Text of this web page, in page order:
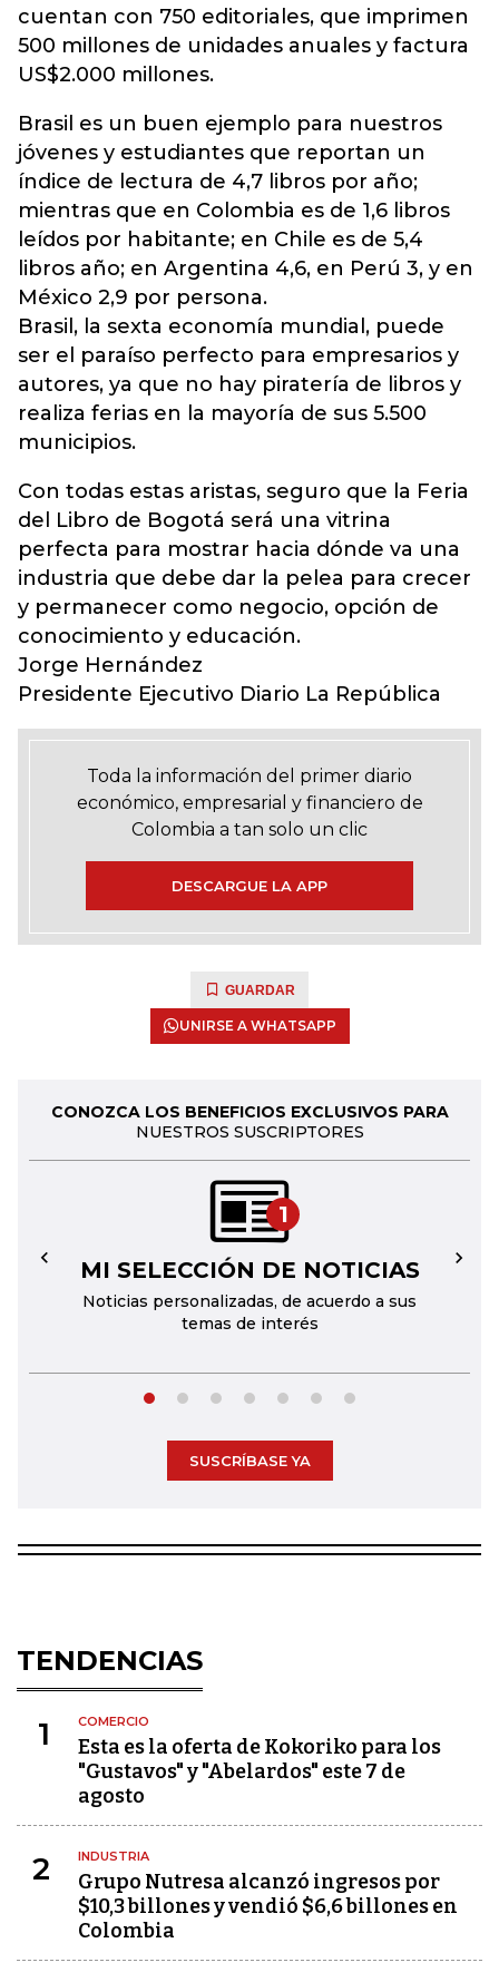
cuentan con 750 editoriales, que imprimen
500 millones de unidades anuales y factura
US$2.000 millones.
Brasil es un buen ejemplo para nuestros
jóvenes y estudiantes que reportan un
índice de lectura de 4,7 libros por año;
mientras que en Colombia es de 1,6 libros
leídos por habitante; en Chile es de 5,4
libros año; en Argentina 4,6, en Perú 3, y en
México 2,9 por persona.
Brasil, la sexta economía mundial, puede
ser el paraíso perfecto para empresarios y
autores, ya que no hay piratería de libros y
realiza ferias en la mayoría de sus 5.500
municipios.
Con todas estas aristas, seguro que la Feria
del Libro de Bogotá será una vitrina
perfecta para mostrar hacia dónde va una
industria que debe dar la pelea para crecer
y permanecer como negocio, opción de
conocimiento y educación.
Jorge Hernández
Presidente Ejecutivo Diario La República
Toda la información del primer diario
económico, empresarial y financiero de
Colombia a tan solo un clic
DESCARGUE LA APP
GUARDAR
UNIRSE A WHATSAPP
CONOZCA LOS BENEFICIOS EXCLUSIVOS PARA
NUESTROS SUSCRIPTORES
1
MI SELECCIÓN DE NOTICIAS
Noticias personalizadas, de acuerdo a sus
temas de interés
← →
SUSCRÍBASE YA
TENDENCIAS
1 COMERCIO
Esta es la oferta de Kokoriko para los
"Gustavos" y "Abelardos" este 7 de
agosto
2 INDUSTRIA
Grupo Nutresa alcanzó ingresos por
$10,3 billones y vendió $6,6 billones en
Colombia